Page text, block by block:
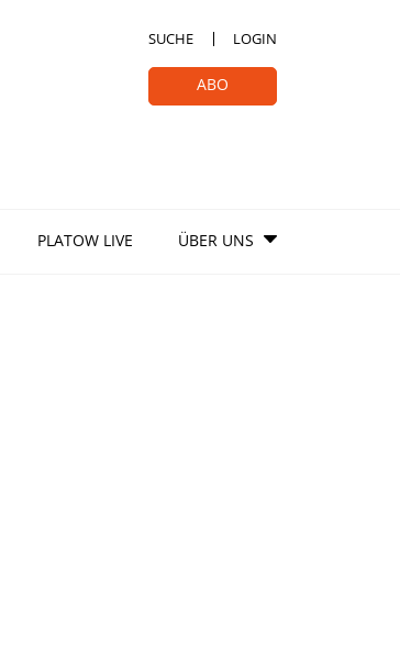
SUCHE LOGIN
ABO
PLATOW LIVE ÜBER UNS